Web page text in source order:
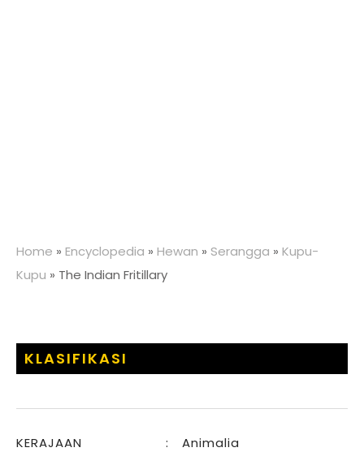
Home » Encyclopedia » Hewan » Serangga » Kupu-
Kupu » The Indian Fritillary
KLASIFIKASI
KERAJAAN : Animalia